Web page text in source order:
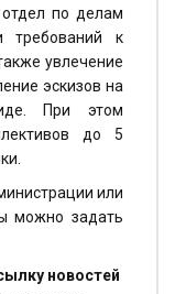
по делам
требований к
увлечение
эскизов на
При этом
до 5
или
можно задать
новостей